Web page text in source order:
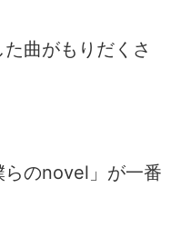
曲がもりだくさ
らのnovel」が一番